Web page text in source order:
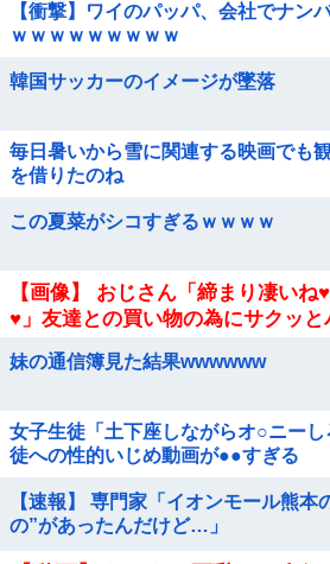
【衝撃】ワイのパッパ、会社でナン
ｗｗｗｗｗｗｗｗｗ
韓国サッカーのイメージが墜落
毎日暑いから雪に関連する映画でも
を借りたのね
この夏菜がシコすぎるｗｗｗｗ
【画像】 おじさん「締まり凄いね
♥」友達との買い物の為にサクッ
妹の通信簿見た結果wwwwww
女子生徒「土下座しながらオ○ニー
徒への性的いじめ動画が●●すぎる
【速報】 専門家「イオンモール熊本
の”があったんだけど…」